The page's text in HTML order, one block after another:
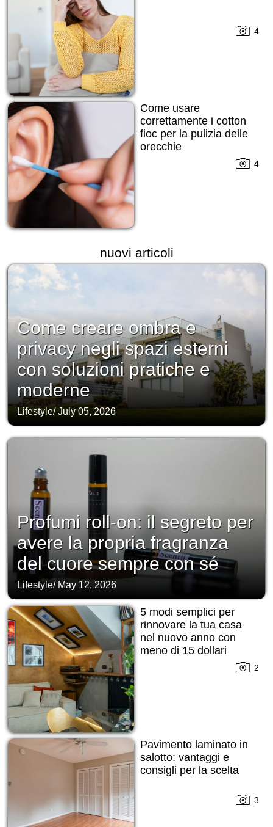
4
Come usare
correttamente i cotton
fioc per la pulizia delle
orecchie
4
nuovi articoli
Come creare ombra e
privacy negli spazi esterni
con soluzioni pratiche e
moderne
Lifestyle/July 05, 2026
Profumi roll-on: il segreto per
avere la propria fragranza
del cuore sempre con sé
Lifestyle/ May 12, 2026
5 modi semplici per
rinnovare la tua casa
nel nuovo anno con
meno di 15 dollari
2
Pavimento laminato in
salotto: vantaggi e
consigli per la scelta
3